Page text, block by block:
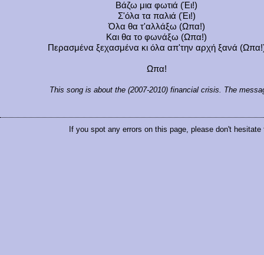
Βάζω μια φωτιά (Έι!)
Σ'όλα τα παλιά (Έι!)
Όλα θα τ'αλλάξω (Ωπα!)
Και θα το φωνάξω (Ωπα!)
Περασμένα ξεχασμένα κι όλα απ'την αρχή ξανά
Ωπα!
This song is about the (2007-2010) financial crisis. The
If you spot any errors on this page, please don't